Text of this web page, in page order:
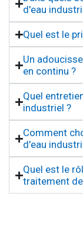
d'eau
Quel est le
Un
en continu ?
Quel
industriel ?
Comment
d'eau
Quel est le
traitement